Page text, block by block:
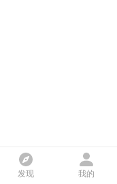
发现 我的